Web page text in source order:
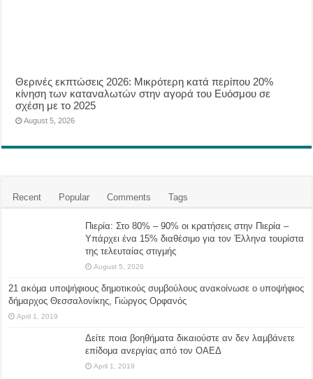
Θερινές εκπτώσεις 2026: Μικρότερη κατά περίπου 20%
κίνηση των καταναλωτών στην αγορά του Ευόσμου σε
σχέση με το 2025
August 5, 2026
Recent Popular Comments Tags
Πιερία: Στο 80% – 90% οι κρατήσεις στην Πιερία –
Υπάρχει ένα 15% διαθέσιμο για τον Έλληνα τουρίστα
της τελευταίας στιγμής
August 5, 2026
21 ακόμα υποψήφιους δημοτικούς συμβούλους ανακοίνωσε ο υποψήφιος
δήμαρχος Θεσσαλονίκης, Γιώργος Ορφανός
April 1, 2019
Δείτε ποια βοηθήματα δικαιούστε αν δεν λαμβάνετε
επίδομα ανεργίας από τον ΟΑΕΔ
April 1, 2019